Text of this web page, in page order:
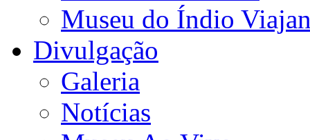
Museu do Índio
Divulgação
Galeria
Notícias